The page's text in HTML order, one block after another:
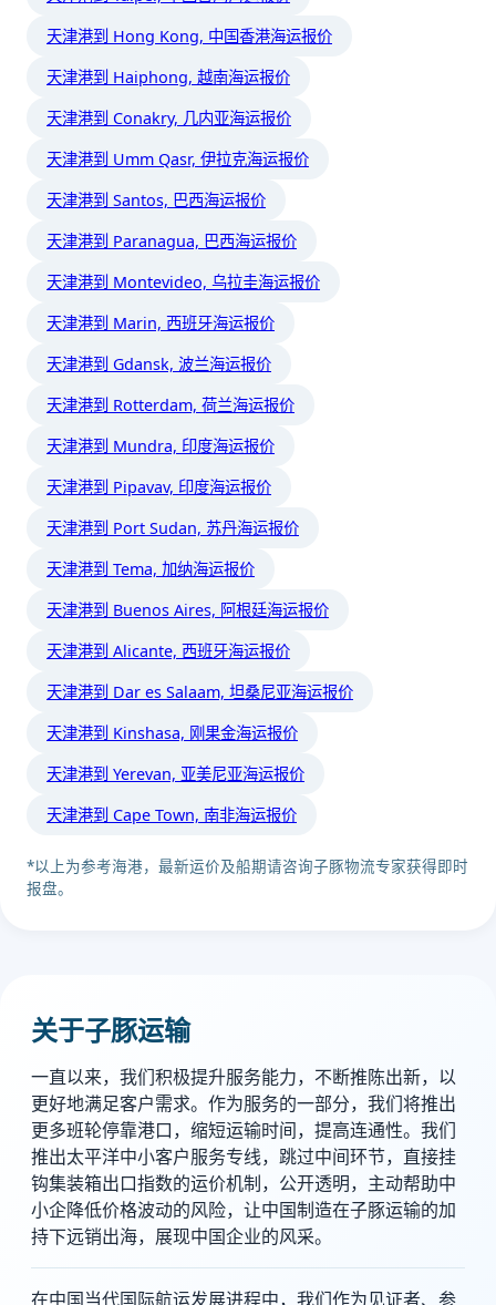
天津港到 Hong Kong, 中国香港海运报价
天津港到 Haiphong, 越南海运报价
天津港到 Conakry, 几内亚海运报价
天津港到 Umm Qasr, 伊拉克海运报价
天津港到 Santos, 巴西海运报价
天津港到 Paranagua, 巴西海运报价
天津港到 Montevideo, 乌拉圭海运报价
天津港到 Marin, 西班牙海运报价
天津港到 Gdansk, 波兰海运报价
天津港到 Rotterdam, 荷兰海运报价
天津港到 Mundra, 印度海运报价
天津港到 Pipavav, 印度海运报价
天津港到 Port Sudan, 苏丹海运报价
天津港到 Tema, 加纳海运报价
天津港到 Buenos Aires, 阿根廷海运报价
天津港到 Alicante, 西班牙海运报价
天津港到 Dar es Salaam, 坦桑尼亚海运报价
天津港到 Kinshasa, 刚果金海运报价
天津港到 Yerevan, 亚美尼亚海运报价
天津港到 Cape Town, 南非海运报价
*以上为参考海港，最新运价及船期请咨询子豚物流专家获得即时
报盘。
关于子豚运输
一直以来，我们积极提升服务能力，不断推陈出新，以
更好地满足客户需求。作为服务的一部分，我们将推出
更多班轮停靠港口，缩短运输时间，提高连通性。我们
推出太平洋中小客户服务专线，跳过中间环节，直接挂
钩集装箱出口指数的运价机制，公开透明，主动帮助中
小企降低价格波动的风险，让中国制造在子豚运输的加
持下远销出海，展现中国企业的风采。
在中国当代国际航运发展进程中，我们作为见证者、参